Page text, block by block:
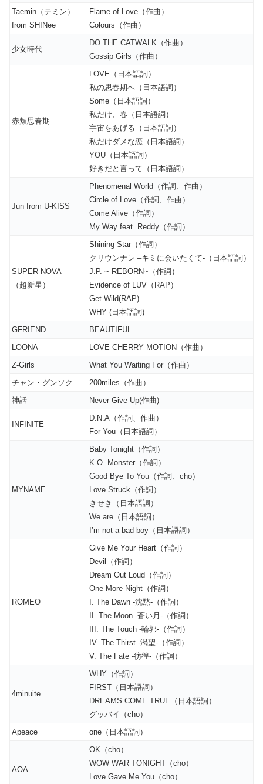
Taemin（テミン）
from SHINee
Flame of Love（作曲）
Colours（作曲）
少女時代
DO THE CATWALK（作曲）
Gossip Girls（作曲）
赤頬思春期
LOVE（日本語詞）
私の思春期へ（日本語詞）
Some（日本語詞）
私だけ、春（日本語詞）
宇宙をあげる（日本語詞）
私だけダメな恋（日本語詞）
YOU（日本語詞）
好きだと言って（日本語詞）
Jun from U-KISS
Phenomenal World（作詞、作曲）
Circle of Love（作詞、作曲）
Come Alive（作詞）
My Way feat. Reddy（作詞）
SUPER NOVA
（超新星）
Shining Star（作詞）
クリウンナレ –キミに会いたくて-（日本語詞）
J.P. ~ REBORN~（作詞）
Evidence of LUV（RAP）
Get Wild(RAP)
WHY (日本語詞)
GFRIEND
BEAUTIFUL
LOONA
LOVE CHERRY MOTION（作曲）
Z-Girls
What You Waiting For（作曲）
チャン・グンソク
200miles（作曲）
神話
Never Give Up(作曲)
INFINITE
D.N.A（作詞、作曲）
For You（日本語詞）
MYNAME
Baby Tonight（作詞）
K.O. Monster（作詞）
Good Bye To You（作詞、cho）
Love Struck（作詞）
きせき（日本語詞）
We are（日本語詞）
I’m not a bad boy（日本語詞）
ROMEO
Give Me Your Heart（作詞）
Devil（作詞）
Dream Out Loud（作詞）
One More Night（作詞）
I. The Dawn -沈黙-（作詞）
II. The Moon -蒼い月-（作詞）
III. The Touch -輪郭-（作詞）
IV. The Thirst -渇望-（作詞）
V. The Fate -彷徨-（作詞）
4minuite
WHY（作詞）
FIRST（日本語詞）
DREAMS COME TRUE（日本語詞）
グッバイ（cho）
Apeace
one（日本語詞）
AOA
OK（cho）
WOW WAR TONIGHT（cho）
Love Gave Me You（cho）